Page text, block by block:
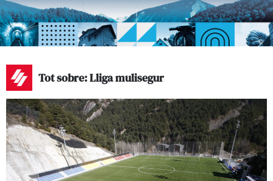
Tot sobre: Lliga mulisegur